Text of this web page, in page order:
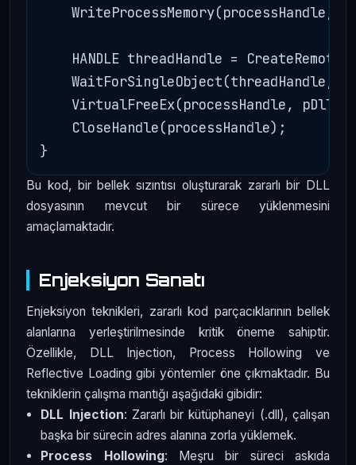
WriteProcessMemory(processHandle,
HANDLE threadHandle =
WaitForSingleObject(threadHandle,
VirtualFreeEx(processHandle,
    CloseHandle(processHandle);
Bu kod, bir bellek sızıntısı oluşturarak zararlı bir DLL
dosyasının mevcut bir sürece yüklenmesini
amaçlamaktadır.
Enjeksiyon Sanatı
Enjeksiyon teknikleri, zararlı kod parçacıklarının bellek
alanlarına yerleştirilmesinde kritik öneme sahiptir.
Özellikle, DLL Injection, Process Hollowing ve
Reflective Loading gibi yöntemler öne çıkmaktadır. Bu
tekniklerin çalışma mantığı aşağıdaki gibidir:
DLL Injection: Zararlı bir kütüphaneyi (.dll), çalışan
başka bir sürecin adres alanına zorla yüklemek.
Process Hollowing: Meşru bir süreci askıda